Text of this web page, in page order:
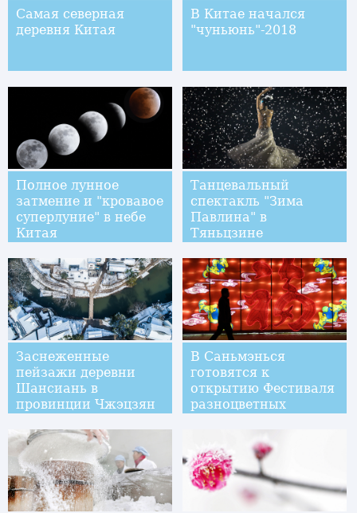
Самая северная
деревня Китая
В Китае начался
"чуньюнь"-2018
Полное лунное
затмение и "кровавое
суперлуние" в небе
Китая
Танцевальный
спектакль "Зима
Павлина" в
Тяньцзине
Заснеженные
пейзажи деревни
Шансиань в
провинции Чжэцзян
В Саньмэнься
готовятся к
открытию Фестиваля
разноцветных